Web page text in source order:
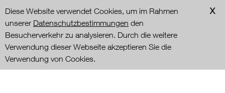
Diese Website verwendet Cookies, um im Rahmen
unserer Datenschutzbestimmungen den
Besucherverkehr zu analysieren. Durch die weitere
Verwendung dieser Webseite akzeptieren Sie die
Verwendung von Cookies.